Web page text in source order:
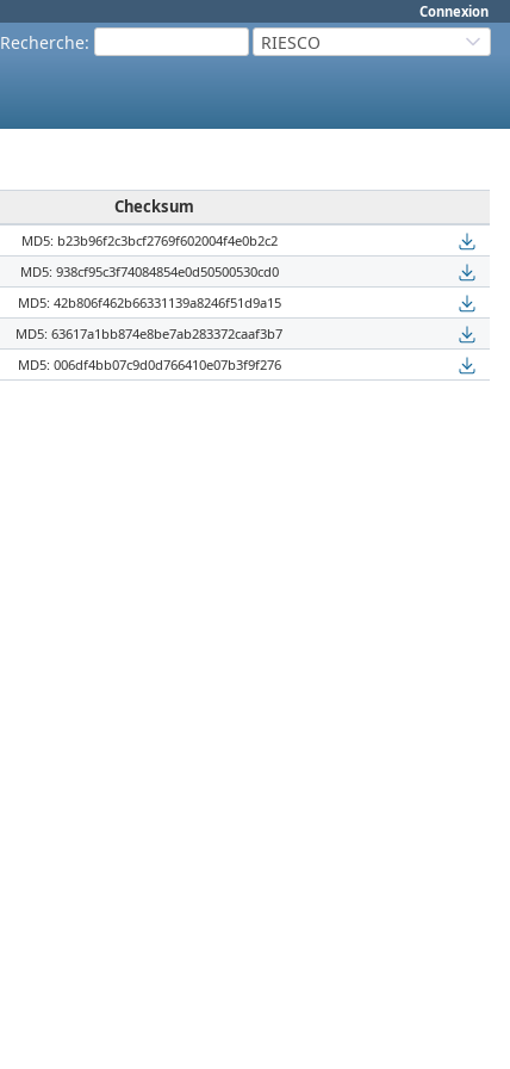
Connexion
Recherche: RIESCO
Checksum
MD5: b23b96f2c3bcf2769f602004f4e0b2c2
MD5: 938cf95c3f74084854e0d50500530cd0
MD5: 42b806f462b66331139a8246f51d9a15
MD5: 63617a1bb874e8be7ab283372caaf3b7
MD5: 006df4bb07c9d0d766410e07b3f9f276